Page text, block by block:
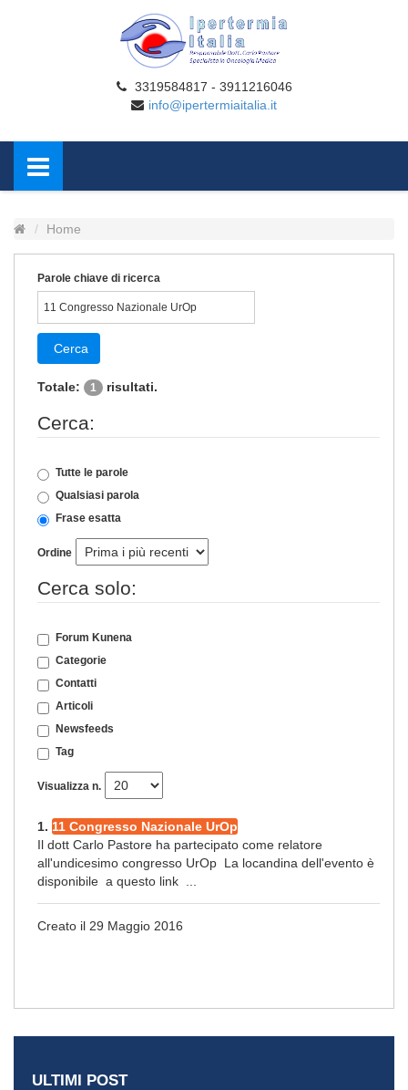
3319584817 - 3911216046
info@ipertermiaitalia.it
Home
Parole chiave di ricerca
Cerca
Totale: 1 risultati.
Cerca:
Tutte le parole
Qualsiasi parola
Frase esatta
Ordine
Cerca solo:
Forum Kunena
Categorie
Contatti
Articoli
Newsfeeds
Tag
Visualizza n.
1. 11 Congresso Nazionale UrOp
Il dott Carlo Pastore ha partecipato come relatore
all'undicesimo congresso UrOp La locandina dell'evento è
disponibile a questo link ...
Creato il 29 Maggio 2016
ULTIMI POST